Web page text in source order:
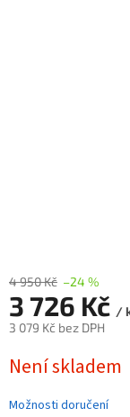
4 950 Kč –24 %
3 726 Kč /
3 079 Kč bez DPH
cena:
Není skladem
Možnosti doručení